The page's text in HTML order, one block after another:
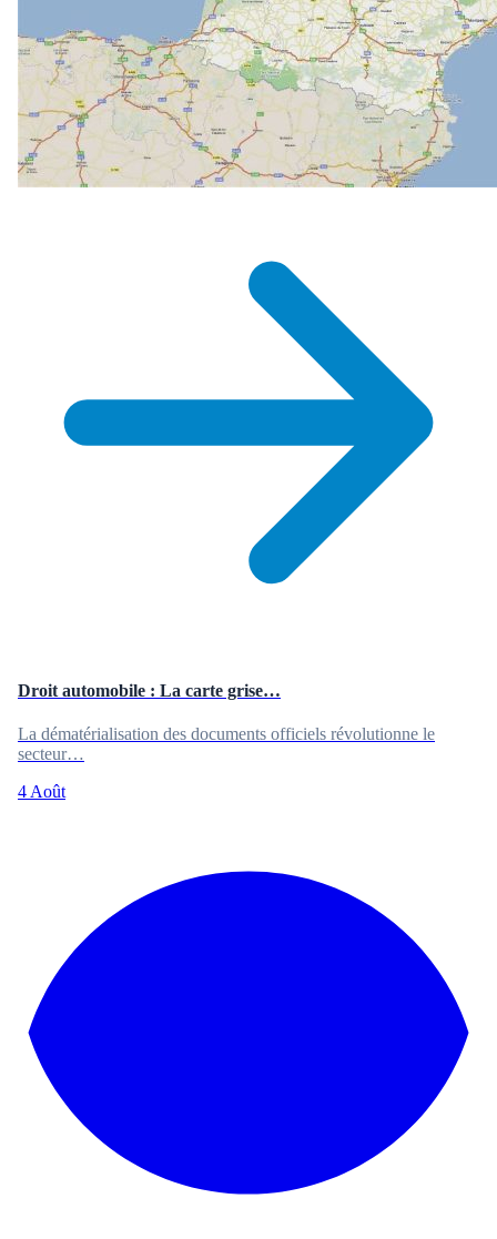
Droit automobile : La carte grise…
La dématérialisation des documents officiels révolutionne le
secteur…
4 Août